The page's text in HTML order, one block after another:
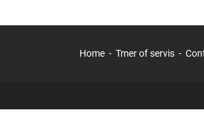
Home Tmer of servis